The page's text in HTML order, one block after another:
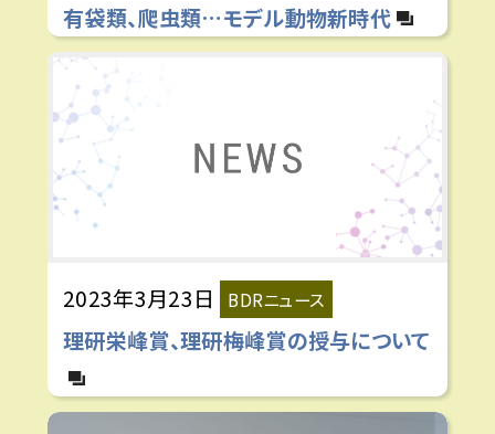
有袋類、爬虫類…モデル動物新時代
2023年3月23日 BDRニュース
理研栄峰賞、理研梅峰賞の授与について